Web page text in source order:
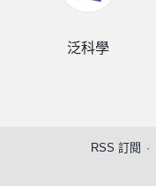
泛科學
RSS 訂閱